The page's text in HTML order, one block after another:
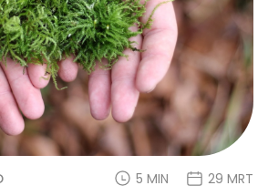
5 MIN 29 MRT